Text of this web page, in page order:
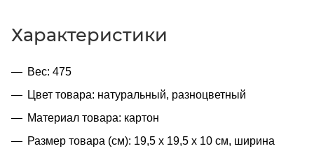
Характеристики
Вес: 475
Цвет товара: натуральный, разноцветный
Материал товара: картон
Размер товара (см): 19,5 х 19,5 х 10 см, ширина